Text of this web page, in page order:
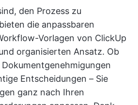
den Prozess zu
die anpassbaren
Vorlagen von ClickUp
organisierten Ansatz. Ob
Entscheidungen – Sie
ganz nach Ihren